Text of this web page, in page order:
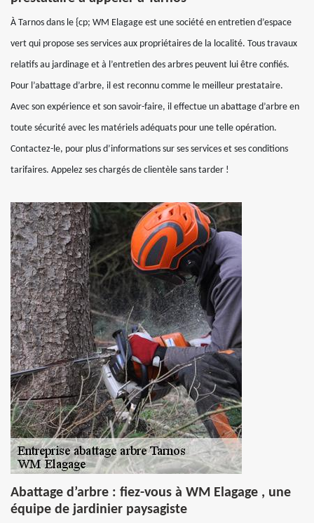
À Tarnos dans le {cp; WM Elagage est une société en entretien d’espace
vert qui propose ses services aux propriétaires de la localité. Tous travaux
relatifs au jardinage et à l’entretien des arbres peuvent lui être confiés.
Pour l’abattage d’arbre, il est reconnu comme le meilleur prestataire.
Avec son expérience et son savoir-faire, il effectue un abattage d’arbre en
toute sécurité avec les matériels adéquats pour une telle opération.
Contactez-le, pour plus d’informations sur ses services et ses conditions
tarifaires. Appelez ses chargés de clientèle sans tarder !
Abattage d’arbre : fiez-vous à WM Elagage , une
équipe de jardinier paysagiste